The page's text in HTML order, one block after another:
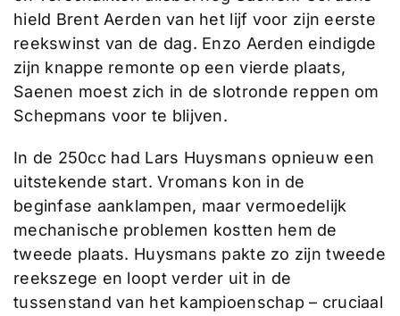
hield Brent Aerden van het lijf voor zijn eerste
reekswinst van de dag. Enzo Aerden eindigde
zijn knappe remonte op een vierde plaats,
Saenen moest zich in de slotronde reppen om
Schepmans voor te blijven.
In de 250cc had Lars Huysmans opnieuw een
uitstekende start. Vromans kon in de
beginfase aanklampen, maar vermoedelijk
mechanische problemen kostten hem de
tweede plaats. Huysmans pakte zo zijn tweede
reekszege en loopt verder uit in de
tussenstand van het kampioenschap – cruciaal